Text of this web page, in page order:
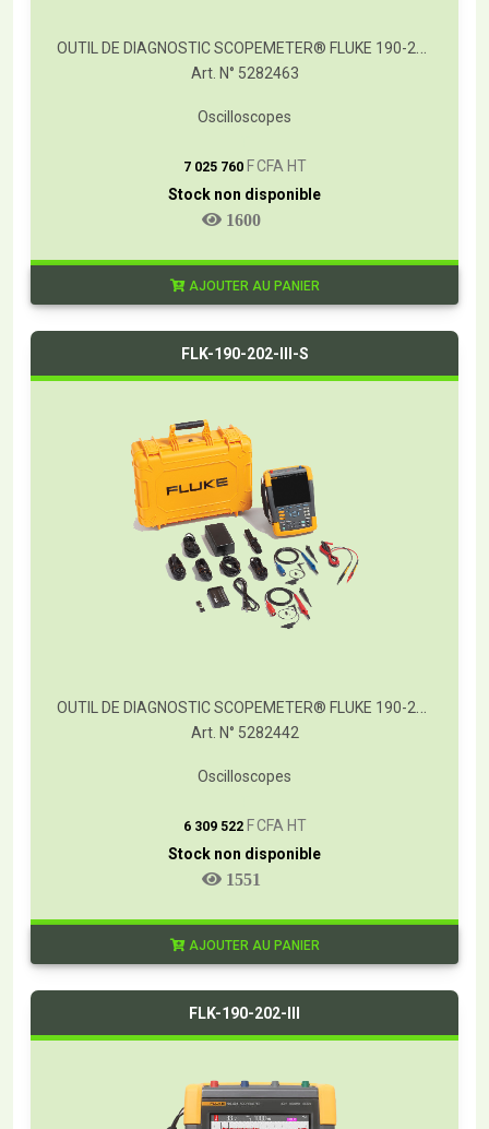
OUTIL DE DIAGNOSTIC SCOPEMETER® FLUKE 190-204
Art. N° 5282463
Oscilloscopes
7 025 760 F CFA HT
Stock non disponible
1600
AJOUTER AU PANIER
FLK-190-202-III-S
OUTIL DE DIAGNOSTIC SCOPEMETER® FLUKE 190-202
Art. N° 5282442
Oscilloscopes
6 309 522 F CFA HT
Stock non disponible
1551
AJOUTER AU PANIER
FLK-190-202-III